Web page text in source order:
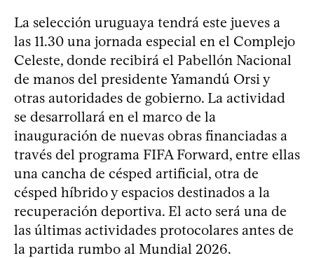
La selección uruguaya tendrá este jueves a
las 11.30 una jornada especial en el Complejo
Celeste, donde recibirá el Pabellón Nacional
de manos del presidente Yamandú Orsi y
otras autoridades de gobierno. La actividad
se desarrollará en el marco de la
inauguración de nuevas obras financiadas a
través del programa FIFA Forward, entre ellas
una cancha de césped artificial, otra de
césped híbrido y espacios destinados a la
recuperación deportiva. El acto será una de
las últimas actividades protocolares antes de
la partida rumbo al Mundial 2026.